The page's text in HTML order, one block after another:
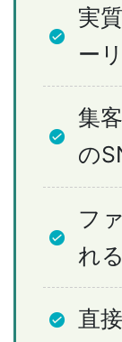
実
ー
集
の
フ
れる
直